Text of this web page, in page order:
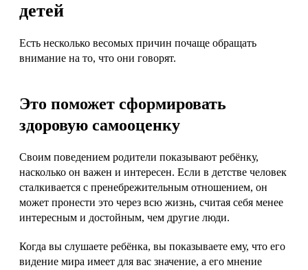
детей
Есть несколько весомых причин почаще обращать
внимание на то, что они говорят.
Это поможет сформировать
здоровую самооценку
Своим поведением родители показывают ребёнку,
насколько он важен и интересен. Если в детстве человек
сталкивается с пренебрежительным отношением, он
может пронести это через всю жизнь, считая себя менее
интересным и достойным, чем другие люди.
Когда вы слушаете ребёнка, вы показываете ему, что его
видение мира имеет для вас значение, а его мнение